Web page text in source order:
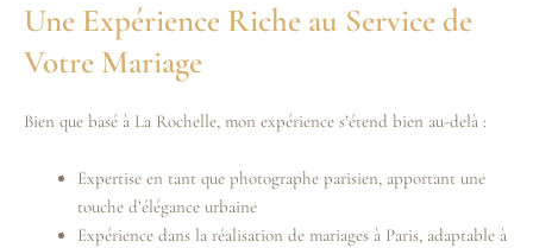
Une Expérience Riche au Service de
Votre Mariage
Bien que basé à La Rochelle, mon expérience s’étend bien au-delà :
Expertise en tant que photographe parisien, apportant une
touche d’élégance urbaine
Expérience dans la réalisation de mariages à Paris, adaptable à